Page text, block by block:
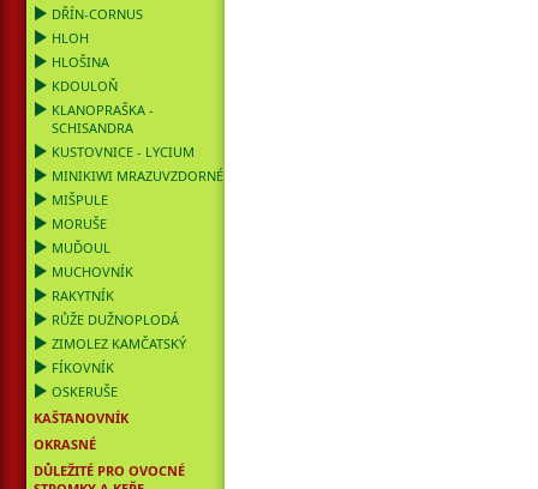
DŘÍN-CORNUS
HLOH
HLOŠINA
KDOULOŇ
KLANOPRAŠKA -
SCHISANDRA
KUSTOVNICE - LYCIUM
MINIKIWI MRAZUVZDORNÉ
MIŠPULE
MORUŠE
MUĎOUL
MUCHOVNÍK
RAKYTNÍK
RŮŽE DUŽNOPLODÁ
ZIMOLEZ KAMČATSKÝ
FÍKOVNÍK
OSKERUŠE
KAŠTANOVNÍK
OKRASNÉ
DŮLEŽITÉ PRO OVOCNÉ